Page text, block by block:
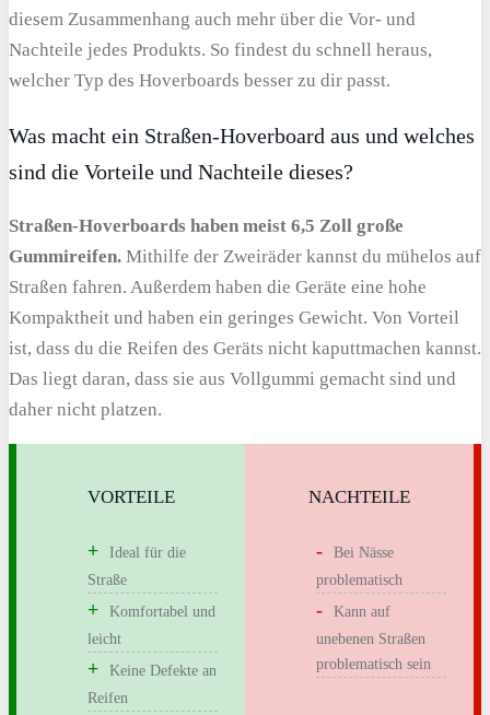
diesem Zusammenhang auch mehr über die Vor- und
Nachteile jedes Produkts. So findest du schnell heraus,
welcher Typ des Hoverboards besser zu dir passt.
Was macht ein Straßen-Hoverboard aus und welches
sind die Vorteile und Nachteile dieses?
Straßen-Hoverboards haben meist 6,5 Zoll große
Gummireifen. Mithilfe der Zweiräder kannst du mühelos auf
Straßen fahren. Außerdem haben die Geräte eine hohe
Kompaktheit und haben ein geringes Gewicht. Von Vorteil
ist, dass du die Reifen des Geräts nicht kaputtmachen kannst.
Das liegt daran, dass sie aus Vollgummi gemacht sind und
daher nicht platzen.
VORTEILE
Ideal für die
Straße
Komfortabel und
leicht
Keine Defekte an
Reifen
NACHTEILE
Bei Nässe
problematisch
Kann auf
unebenen Straßen
problematisch sein